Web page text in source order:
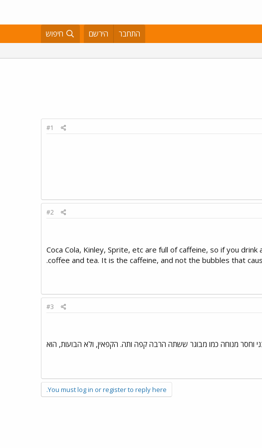
התחבר הירשם חיפוש
#1
#2
Coca Cola, Kinley, Sprite, etc are full of caffeine, so if you
coffee and tea. It is the caffeine, and not the bubbles that
#3
וחסר מנוחה כמו מבוגר ששתה הרבה קפה ותה. הקפאין, ולא הבועות, הוא
You must log in or register to reply here.